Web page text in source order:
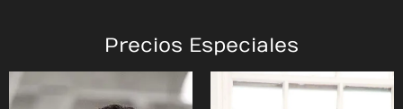
Precios Especiales